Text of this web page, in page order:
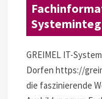
GREIMEL IT-
Dorfen https://
die faszinierende